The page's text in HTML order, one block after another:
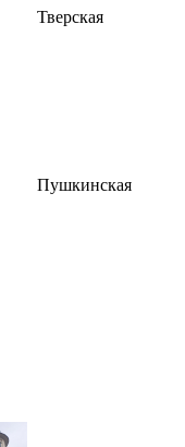
Тверская
Пушкинская